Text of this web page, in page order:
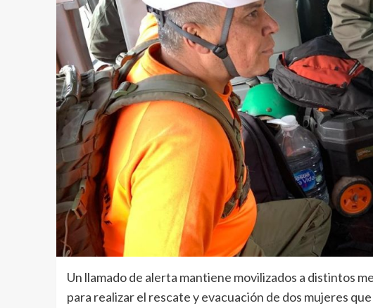
Un llamado de alerta mantiene movilizados a distintos
para realizar el rescate y evacuación de dos mujeres